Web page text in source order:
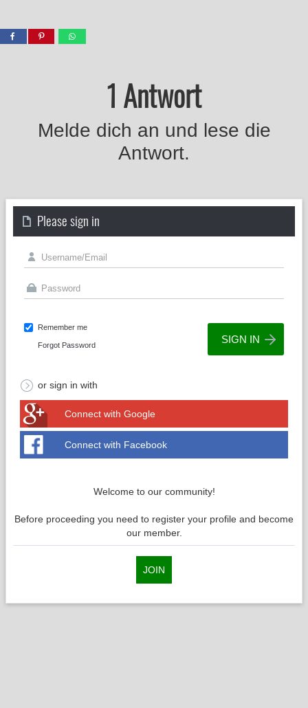
1 Antwort
Melde dich an und lese die
Antwort.
Please sign in
Remember me
Forgot Password
or sign in with
Connect with Google
Connect with Facebook
Welcome to our community!
Before proceeding you need to register your profile and become
our member.
JOIN